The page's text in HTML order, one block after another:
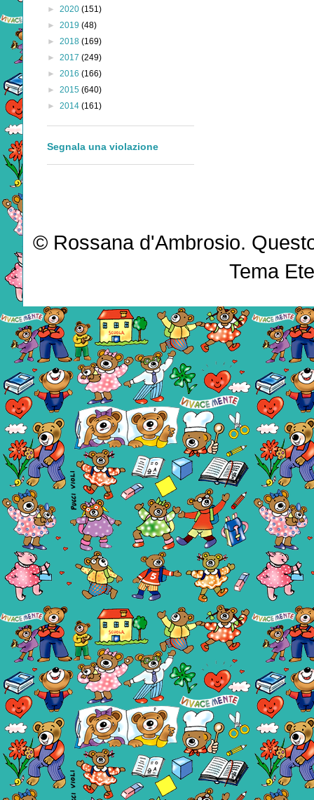
► 2020 (151)
► 2019 (48)
► 2018 (169)
► 2017 (249)
► 2016 (166)
► 2015 (640)
► 2014 (161)
Segnala una violazione
© Rossana d'Ambrosio.
Tema